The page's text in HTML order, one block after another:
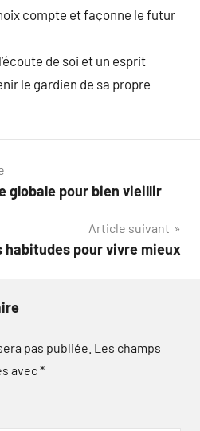
compte et façonne le futur
de soi et un esprit
le gardien de sa propre
globale pour bien vieillir
Article suivant
habitudes pour vivre mieux
pas publiée. Les champs
avec*